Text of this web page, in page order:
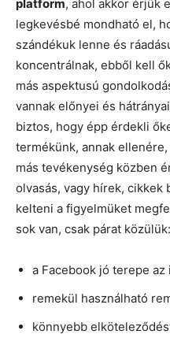
platform, ahol akkor érjük
legkevésbé mondható el,
szándékuk lenne és
koncentrálnak, ebből kell
más aspektusú
vannak előnyei és
biztos, hogy épp érdekli
termékünk, annak
más tevékenység közben
olvasás, vagy hírek, cikkek
kelteni a figyelmüket
sok van, csak párat közülük:
a Facebook jó terepe
remekül használható
könnyebb